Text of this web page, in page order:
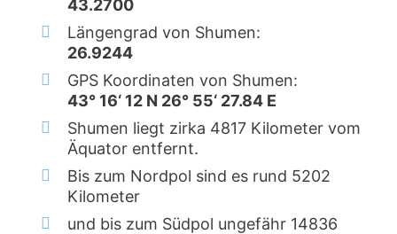
43.2700
Längengrad von Shumen:
26.9244
GPS Koordinaten von Shumen:
43° 16‘ 12 N 26° 55‘ 27.84 E
Shumen liegt zirka 4817 Kilometer vom
Äquator entfernt.
Bis zum Nordpol sind es rund 5202
Kilometer
und bis zum Südpol ungefähr 14836